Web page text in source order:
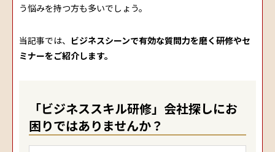
う悩みを持つ方も多いでしょう。
当記事では、 ビジネスシーンで有効な質問力を磨く研修やセ
ミナーをご紹介します。
「ビジネススキル研修」会社探しにお
困りではありませんか？